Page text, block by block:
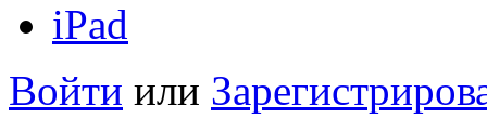
iPad
Войти или